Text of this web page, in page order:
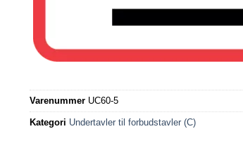
Varenummer UC60-5
Kategori Undertavler til forbudstavler (C)